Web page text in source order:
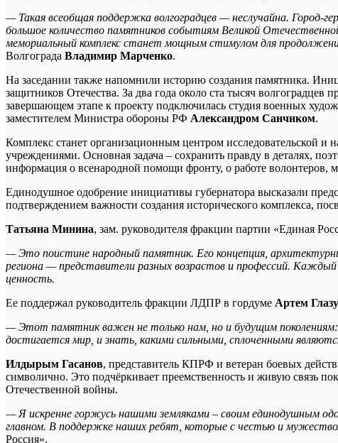
— Такая всеобщая поддержка волгоградцев — неслучайна. Город-
большое количество памятников событиям Великой
мемориальный комплекс станет мощным стимулом для
Волгограда Владимир Марченко.
На заседании также напомнили историю создания памятника.
защитников Отечества. За два года около ста тысяч
завершающем этапе к проекту подключилась студия военных
заместителем Министра обороны РФ Александром Санчиком.
Комплекс станет организационным центром исследовательской и
учреждениями. Основная задача – сохранить правду в деталях,
информация о всенародной помощи фронту, о работе волонтеров,
Единодушное одобрение инициативы губернатора высказали
подтверждением важности создания исторического комплекса,
Татьяна Минина, зам. руководителя фракции партии «Единая
— Это поистине народный памятник. Его концепция,
региона — представители разных возрастов и профессий.
ценность.
Ее поддержал руководитель фракции ЛДПР в гордуме Артем
— Этот памятник важен не только нам, но и будущим
достигается мир, и знать, какими сильными, сплоченными
Илдырым Гасанов, представитель КПРФ и ветеран боевых
символично. Это подчёркивает преемственность и живую связь
Отечественной войны.
— Я искренне горжусь нашими земляками – своим единодушным
главном. В поддержке наших ребят, которые с честью и
Россия».